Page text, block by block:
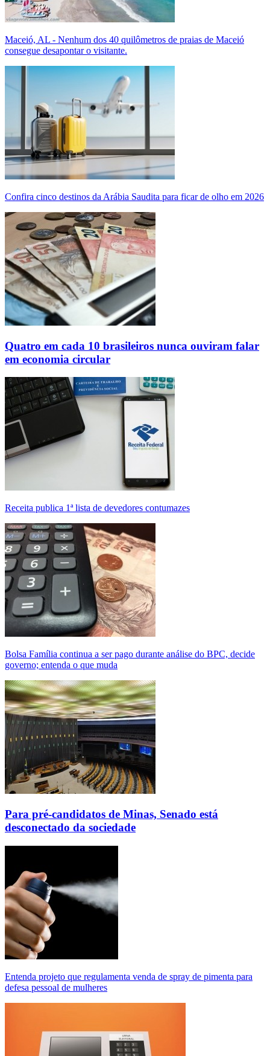
Maceió, AL - Nenhum dos 40 quilômetros de praias de Maceió
consegue desapontar o visitante.
Confira cinco destinos da Arábia Saudita para ficar de olho em 2026
Quatro em cada 10 brasileiros nunca ouviram falar
em economia circular
Receita publica 1ª lista de devedores contumazes
Bolsa Família continua a ser pago durante análise do BPC, decide
governo; entenda o que muda
Para pré-candidatos de Minas, Senado está
desconectado da sociedade
Entenda projeto que regulamenta venda de spray de pimenta para
defesa pessoal de mulheres